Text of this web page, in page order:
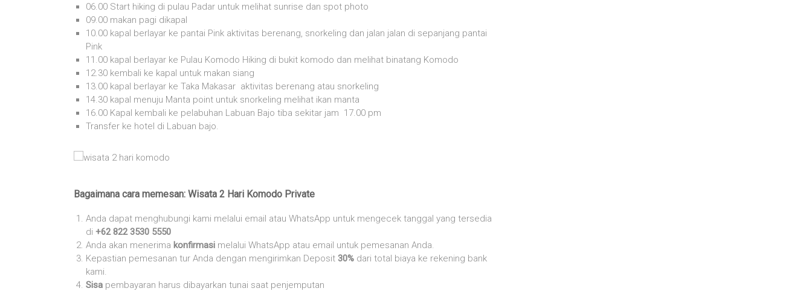
06.00 Start hiking di pulau Padar untuk melihat sunrise dan spot photo
09.00 makan pagi dikapal
10.00 kapal berlayar ke pantai Pink aktivitas berenang, snorkeling dan jalan jalan di sepanjang pantai
Pink
11.00 kapal berlayar ke Pulau Komodo Hiking di bukit komodo dan melihat binatang Komodo
12.30 kembali ke kapal untuk makan siang
13.00 kapal berlayar ke Taka Makasar aktivitas berenang atau snorkeling
14.30 kapal menuju Manta point untuk snorkeling melihat ikan manta
16.00 Kapal kembali ke pelabuhan Labuan Bajo tiba sekitar jam 17.00 pm
Transfer ke hotel di Labuan bajo.
Bagaimana cara memesan: Wisata 2 Hari Komodo Private
Anda dapat menghubungi kami melalui email atau WhatsApp untuk mengecek tanggal yang tersedia
di +62 822 3530 5550
Anda akan menerima konfirmasi melalui WhatsApp atau email untuk pemesanan Anda.
Kepastian pemesanan tur Anda dengan mengirimkan Deposit 30% dari total biaya ke rekening bank
kami.
Sisa pembayaran harus dibayarkan tunai saat penjemputan